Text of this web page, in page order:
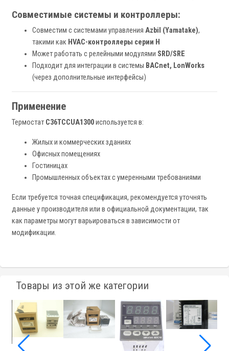
Совместимые системы и контроллеры:
Совместим с системами управления Azbil (Yamatake),
такими как HVAC-контроллеры серии H
Может работать с релейными модулями SRD/SRE
Подходит для интеграции в системы BACnet, LonWorks
(через дополнительные интерфейсы)
Применение
Термостат C36TCCUA1300используется в:
Жилых и коммерческих зданиях
Офисных помещениях
Гостиницах
Промышленных объектах с умеренными требованиями
Если требуется точная спецификация, рекомендуется уточнять
данные у производителя или в официальной документации, так
как параметры могут варьироваться в зависимости от
модификации.
Товары из этой же категории